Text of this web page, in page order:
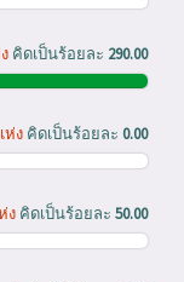
คิดเป็นร้อยละ 290.00
ห่ง คิดเป็นร้อยละ 0.00
ง คิดเป็นร้อยละ 50.00